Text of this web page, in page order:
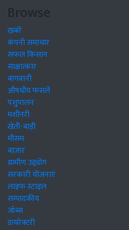
Browse
खबरें
कंपनी समाचार
सफल किसान
साक्षात्कार
बागवानी
औषधीय फसलें
पशुपालन
मशीनरी
खेती-बाड़ी
मौसम
बाजार
ग्रामीण उद्द्योग
सरकारी योजनाएं
लाइफ स्टाइल
सम्पादकीय
जॉब्स
डायरेक्टरी